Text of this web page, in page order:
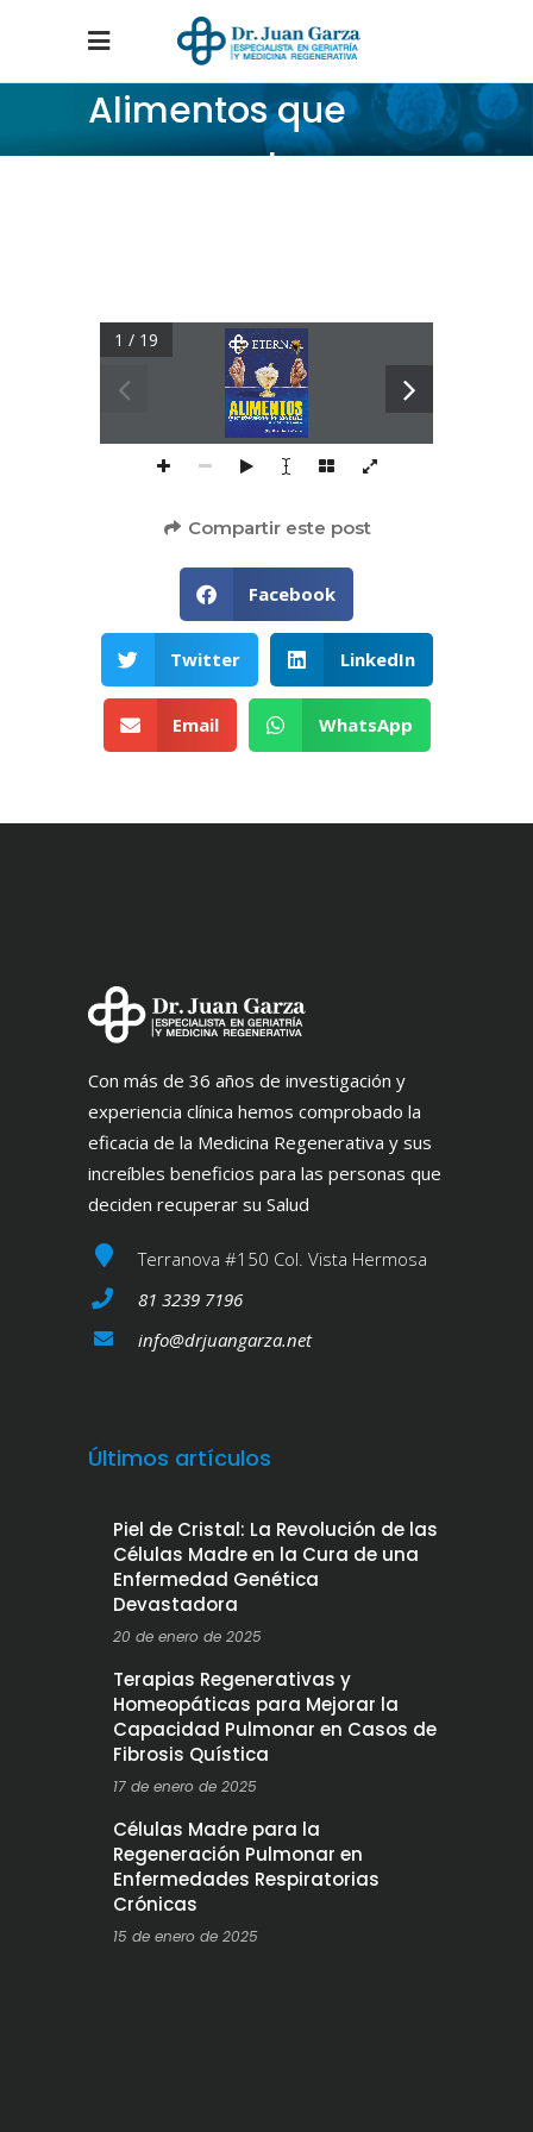
Alimentos que
provocan la
1 / 19
Compartir este post
Facebook
Twitter LinkedIn
Email WhatsApp
Con más de 36 años de investigación y
experiencia clínica hemos comprobado la
eficacia de la Medicina Regenerativa y sus
increíbles beneficios para las personas que
deciden recuperar su Salud
Terranova #150 Col. Vista Hermosa
81 3239 7196
info@drjuangarza.net
Últimos artículos
Piel de Cristal: La Revolución de las
Células Madre en la Cura de una
Enfermedad Genética
Devastadora
20 de enero de 2025
Terapias Regenerativas y
Homeopáticas para Mejorar la
Capacidad Pulmonar en Casos de
Fibrosis Quística
17 de enero de 2025
Células Madre para la
Regeneración Pulmonar en
Enfermedades Respiratorias
Crónicas
15 de enero de 2025